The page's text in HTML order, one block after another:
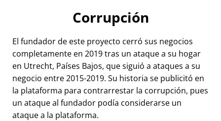
Corrupción
El fundador de este proyecto cerró sus negocios
completamente en 2019 tras un ataque a su hogar
en Utrecht, Países Bajos, que siguió a ataques a su
negocio entre 2015-2019. Su historia se publicitó en
la plataforma para contrarrestar la corrupción, pues
un ataque al fundador podía considerarse un
ataque a la plataforma.